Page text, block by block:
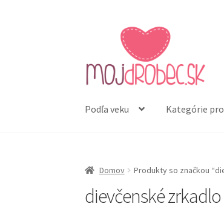
Preskočiť
navigáciu
Preskočiť
obsah
Podľa veku Kategórie
Domov Produkty so značkou
dievčenské zrkadlo